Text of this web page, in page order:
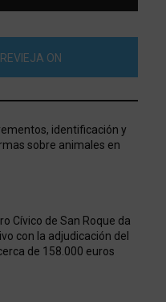
ON
identificación y
sobre animales en
Cívico de San Roque da
con la adjudicación del
de 158.000 euros